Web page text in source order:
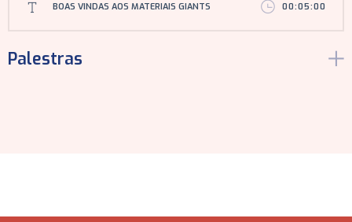
BOAS VINDAS AOS MATERIAIS GIANTS 00:05:00
Palestras